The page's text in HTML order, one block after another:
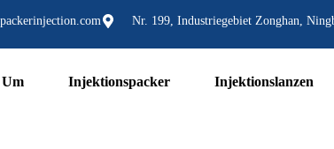
Nr. 199, Industriegebiet Zonghan,
Um Injektionspacker Injektionslanzen